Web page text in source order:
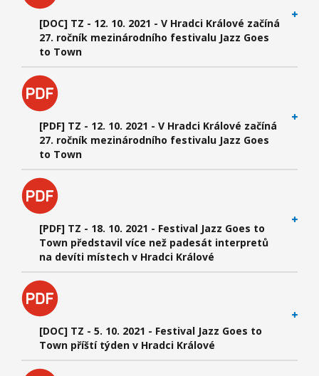
[DOC] TZ - 12. 10. 2021 - V Hradci Králové začíná
27. ročník mezinárodního festivalu Jazz Goes
to Town
[PDF] TZ - 12. 10. 2021 - V Hradci Králové začíná
27. ročník mezinárodního festivalu Jazz Goes
to Town
[PDF] TZ - 18. 10. 2021 - Festival Jazz Goes to
Town představil více než padesát interpretů
na devíti místech v Hradci Králové
[DOC] TZ - 5. 10. 2021 - Festival Jazz Goes to
Town příští týden v Hradci Králové